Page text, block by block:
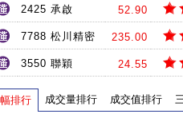
2425 承啟 52.90
7788 松川精密 235.00
3550 聯穎 24.55
排行 成交量排行 成交值排行